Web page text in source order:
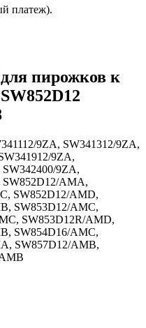
платеж).
пирожков к
9ZA, SW341312/9ZA,
9ZA,
9ZA,
SW852D12/AMA,
SW852D12/AMD,
SW853D12/AMC,
SW853D12R/AMD,
SW854D16/AMC,
SW857D12/AMB,